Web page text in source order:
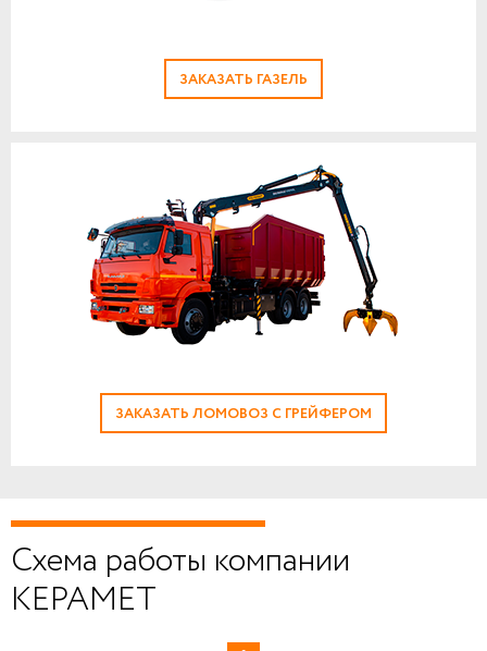
ЗАКАЗАТЬ ГАЗЕЛЬ
ЗАКАЗАТЬ ЛОМОВОЗ С ГРЕЙФЕРОМ
Схема работы компании
КЕРАМЕТ